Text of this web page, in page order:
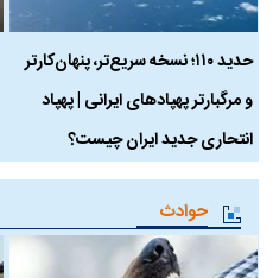
حدید ۱۱۰؛ نسخه سریع‌تر، پنهان‌کارتر
و مرگبارتر پهپادهای ایرانی | پهپاد
انتحاری جدید ایران چیست؟
حوادث